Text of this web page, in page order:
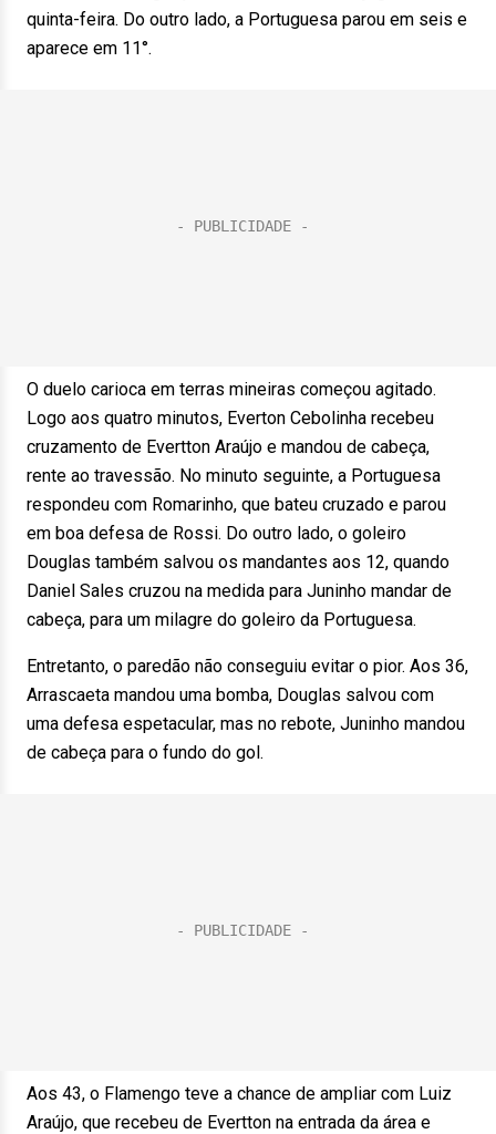
quinta-feira. Do outro lado, a Portuguesa parou em seis e
aparece em 11°.
O duelo carioca em terras mineiras começou agitado.
Logo aos quatro minutos, Everton Cebolinha recebeu
cruzamento de Evertton Araújo e mandou de cabeça,
rente ao travessão. No minuto seguinte, a Portuguesa
respondeu com Romarinho, que bateu cruzado e parou
em boa defesa de Rossi. Do outro lado, o goleiro
Douglas também salvou os mandantes aos 12, quando
Daniel Sales cruzou na medida para Juninho mandar de
cabeça, para um milagre do goleiro da Portuguesa.
Entretanto, o paredão não conseguiu evitar o pior. Aos 36,
Arrascaeta mandou uma bomba, Douglas salvou com
uma defesa espetacular, mas no rebote, Juninho mandou
de cabeça para o fundo do gol.
Aos 43, o Flamengo teve a chance de ampliar com Luiz
Araújo, que recebeu de Evertton na entrada da área e